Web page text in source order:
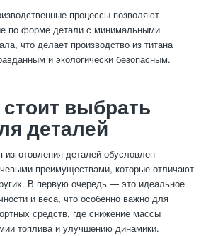
процессы позволяют
по форме детали с минимальными
что делает производство из титана
и экологически безопасным.
выбрать
деталей
деталей обусловлен
преимуществами, которые отличают
В первую очередь — это идеальное
и веса, что особенно важно для
средств, где снижение массы
топлива и улучшению динамики.